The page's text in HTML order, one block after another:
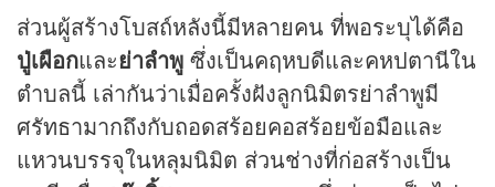
ส่วนผู้สร้างโบสถ์หลังนี้มีหลายคน ที่พอระบุได้คือ
ปู่เผือกและย่าลำพู ซึ่งเป็นคฤหบดีและคหปตานีใน
ตำบลนี้ เล่ากันว่าเมื่อครั้งฝังลูกนิมิตรย่าลำพูมี
ศรัทธามากถึงกับถอดสร้อยคอสร้อยข้อมือและ
แหวนบรรจุในหลุมนิมิต ส่วนช่างที่ก่อสร้างเป็น